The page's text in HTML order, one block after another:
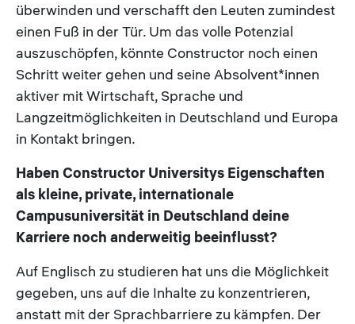
überwinden und verschafft den Leuten zumindest
einen Fuß in der Tür. Um das volle Potenzial
auszuschöpfen, könnte Constructor noch einen
Schritt weiter gehen und seine Absolvent*innen
aktiver mit Wirtschaft, Sprache und
Langzeitmöglichkeiten in Deutschland und Europa
in Kontakt bringen.
Haben Constructor Universitys Eigenschaften
als kleine, private, internationale
Campusuniversität in Deutschland deine
Karriere noch anderweitig beeinflusst?
Auf Englisch zu studieren hat uns die Möglichkeit
gegeben, uns auf die Inhalte zu konzentrieren,
anstatt mit der Sprachbarriere zu kämpfen. Der